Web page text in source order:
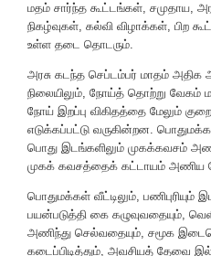
மதம் சார்ந்த கூட்டங்கள், சமுதாய,
நிகழ்வுகள், கல்வி விழாக்கள், பிற
உள்ள தடை தொடரும்.
அரசு கடந்த செப்டம்பர் மாதம் அதிக
நிலையிலும், நோய்த் தொற்று வேகம்
நோய் இறப்பு விகிதத்தை மேலும்
எடுக்கப்பட்டு வருகின்றன.
பொது இடங்களிலும் முகக்கவசம்
முகக் கவசத்தைக் கட்டாயம் அணிய
பொதுமக்கள் வீட்டிலும், பணிபுரியும்
பயன்படுத்தி கை கழுவுவதையும்,
அணிந்து செல்வதையும், சமூக
கடைப்பிடித்தும், அவசியத் தேவை